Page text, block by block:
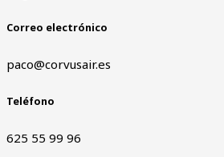
Correo electrónico
paco@corvusair.es
Teléfono
625 55 99 96